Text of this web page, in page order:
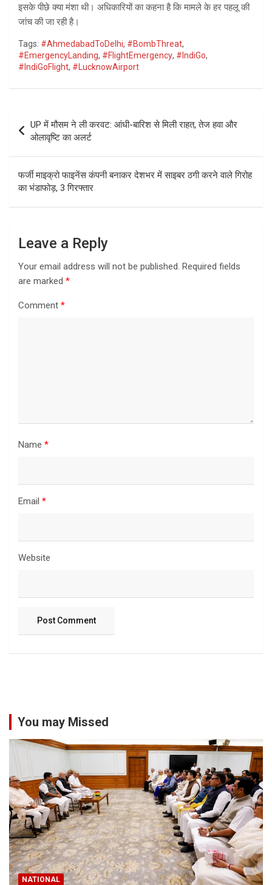
इसके पीछे क्या मंशा थी। अधिकारियों का कहना है कि मामले के हर पहलू की
जांच की जा रही है।
Tags: #AhmedabadToDelhi, #BombThreat,
#EmergencyLanding, #FlightEmergency, #IndiGo,
#IndiGoFlight, #LucknowAirport
navigation
UP में मौसम ने ली करवट: आंधी-बारिश से मिली राहत, तेज हवा और
ओलावृष्टि का अलर्ट
फर्जी माइक्रो फाइनेंस कंपनी बनाकर देशभर में साइबर ठगी करने वाले गिरोह
का भंडाफोड़, 3 गिरफ्तार
Leave a Reply
Your email address will not be published. Required fields
are marked *
Comment *
Name *
Email *
Website
You may Missed
NATIONAL